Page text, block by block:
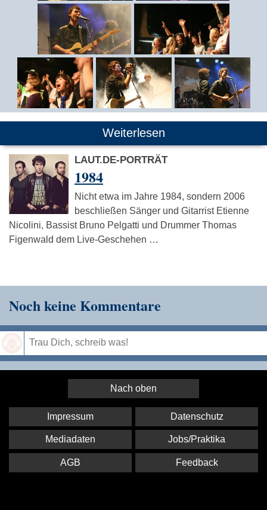
Weiterlesen
LAUT.DE-PORTRÄT
1984
Nicht etwa im Jahre 1984, sondern 2006
beschließen Sänger und Gitarrist Etienne
Nicolini, Bassist Bruno Pelgatti und Drummer Thomas
Figenwald dem Live-Geschehen …
Noch keine Kommentare
Nach oben
Impressum Datenschutz
Mediadaten Jobs/Praktika
AGB Feedback